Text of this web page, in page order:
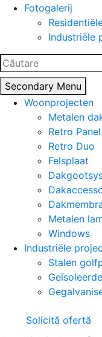
Fotogalerij
Industriële
Zoeken
naar:
Secondary Menu
Woonprojecten
Metalen
Retro Panel
Retro Duo
Felsplaat
Metalen
Windows
Industriële
Stalen
Solicită ofertă